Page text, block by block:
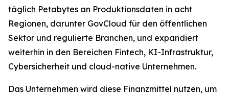
täglich Petabytes an Produktionsdaten in acht
Regionen, darunter GovCloud für den öffentlichen
Sektor und regulierte Branchen, und expandiert
weiterhin in den Bereichen Fintech, KI-Infrastruktur,
Cybersicherheit und cloud-native Unternehmen.
Das Unternehmen wird diese Finanzmittel nutzen, um